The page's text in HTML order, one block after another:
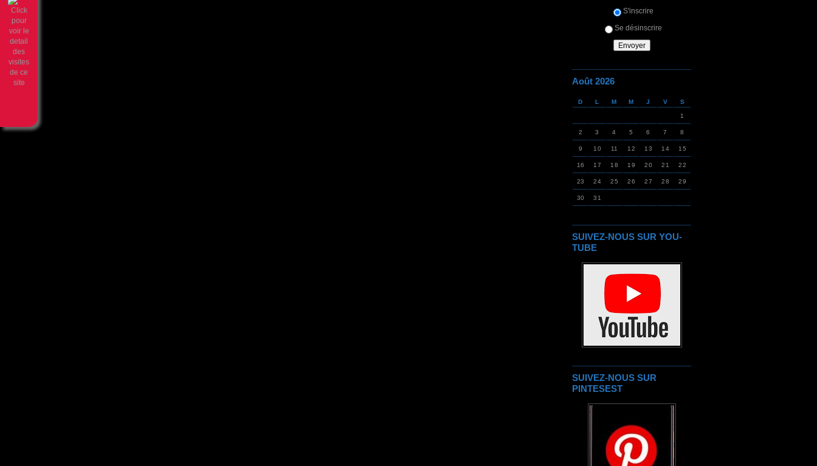
S'inscrire
Se désinscrire
Août 2026
D L M M J V S
1
2 3 4 5 6 7 8
9 10 11 12 13 14 15
16 17 18 19 20 21 22
23 24 25 26 27 28 29
30 31
SUIVEZ-NOUS SUR YOU-
TUBE
SUIVEZ-NOUS SUR
PINTESEST